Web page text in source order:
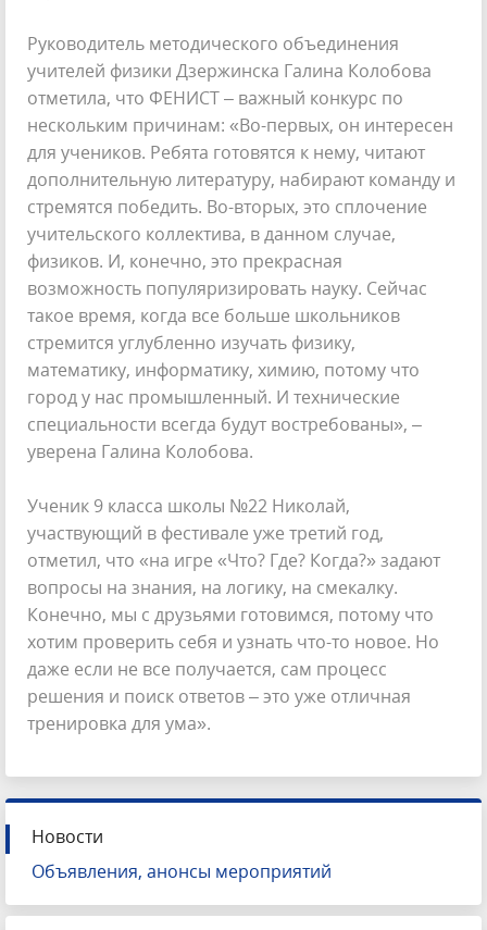
Руководитель методического объединения
учителей физики Дзержинска Галина Колобова
отметила, что ФЕНИСТ – важный конкурс по
нескольким причинам: «Во-первых, он интересен
для учеников. Ребята готовятся к нему, читают
дополнительную литературу, набирают команду и
стремятся победить. Во-вторых, это сплочение
учительского коллектива, в данном случае,
физиков. И, конечно, это прекрасная
возможность популяризировать науку. Сейчас
такое время, когда все больше школьников
стремится углубленно изучать физику,
математику, информатику, химию, потому что
город у нас промышленный. И технические
специальности всегда будут востребованы», –
уверена Галина Колобова.
Ученик 9 класса школы №22 Николай,
участвующий в фестивале уже третий год,
отметил, что «на игре «Что? Где? Когда?» задают
вопросы на знания, на логику, на смекалку.
Конечно, мы с друзьями готовимся, потому что
хотим проверить себя и узнать что-то новое. Но
даже если не все получается, сам процесс
решения и поиск ответов – это уже отличная
тренировка для ума».
Новости
Объявления, анонсы мероприятий